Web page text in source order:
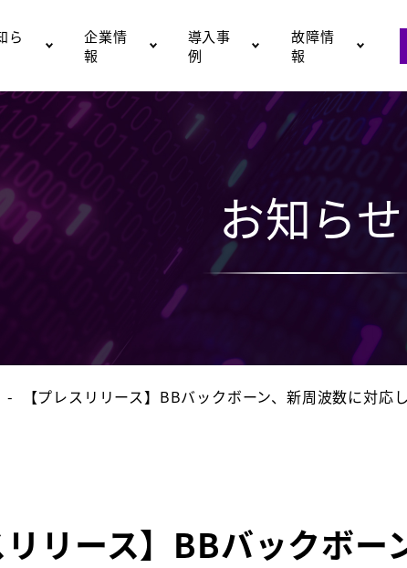
ら
企業情
報
導入事
例
故障情
報
お知らせ
【プレスリリース】BBバックボーン、新周波数に対応
リリース】BBバックボ